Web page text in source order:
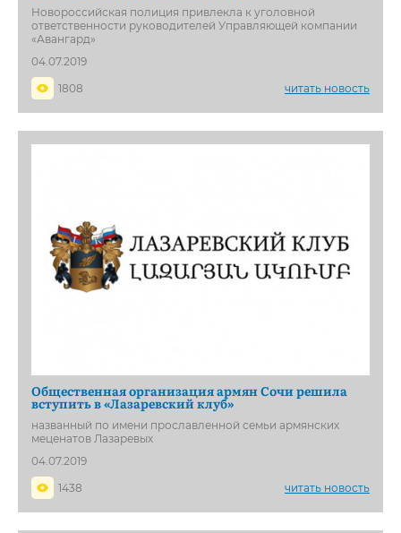
Новороссийская полиция привлекла к уголовной
ответственности руководителей Управляющей компании
«Авангард»
04.07.2019
1808
читать новость
Общественная организация армян Сочи решила
вступить в «Лазаревский клуб»
названный по имени прославленной семьи армянских
меценатов Лазаревых
04.07.2019
1438
читать новость